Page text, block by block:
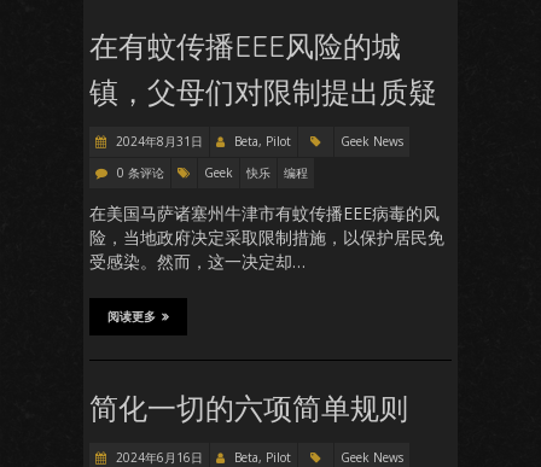
在有蚊传播EEE风险的城
镇，父母们对限制提出质疑
2024年8月31日 Beta, Pilot
Geek News
0 条评论
Geek 快乐 编程
在美国马萨诸塞州牛津市有蚊传播EEE病毒的风
险，当地政府决定采取限制措施，以保护居民免
受感染。然而，这一决定却…
阅读更多
简化一切的六项简单规则
2024年6月16日 Beta, Pilot
Geek News